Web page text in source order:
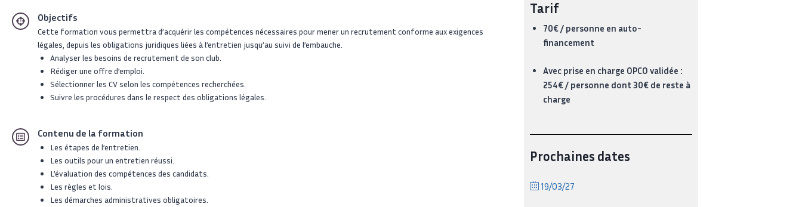
Objectifs
Cette formation vous permettra d’acquérir les compétences nécessaires pour mener un recrutement conforme aux exigences
légales, depuis les obligations juridiques liées à l’entretien jusqu’au suivi de l’embauche.
Analyser les besoins de recrutement de son club.
Rédiger une offre d’emploi.
Sélectionner les CV selon les compétences recherchées.
Suivre les procédures dans le respect des obligations légales.
Contenu de la formation
Les étapes de l’entretien.
Les outils pour un entretien réussi.
L’évaluation des compétences des candidats.
Les règles et lois.
Les démarches administratives obligatoires.
Tarif
70€ / personne en auto-
financement
Avec prise en charge OPCO validée :
254€ / personne dont 30€ de reste à
charge
Prochaines dates
19/03/27